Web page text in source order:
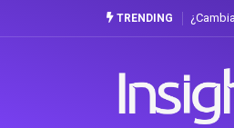
TRENDING